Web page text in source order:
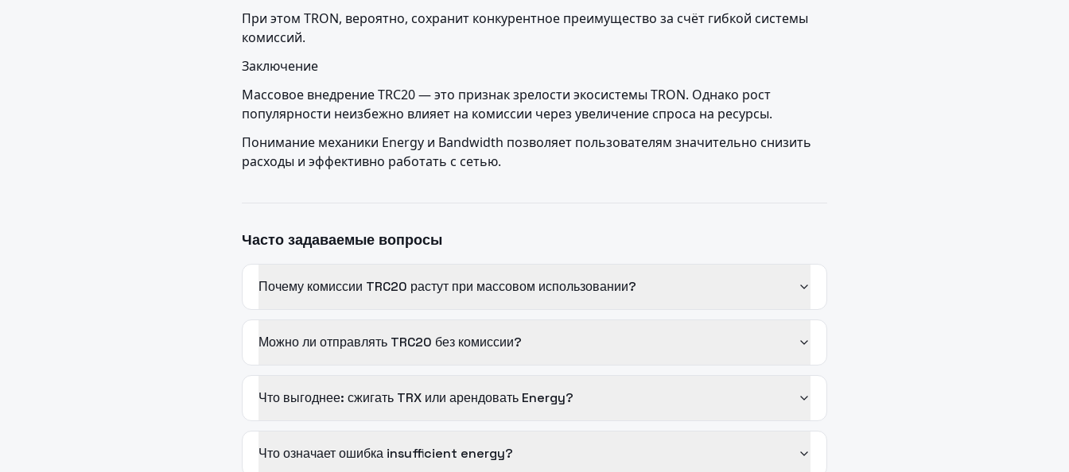
При этом TRON, вероятно, сохранит конкурентное преимущество за счёт гибкой системы
комиссий.
Заключение
Массовое внедрение TRC20 — это признак зрелости экосистемы TRON. Однако рост
популярности неизбежно влияет на комиссии через увеличение спроса на ресурсы.
Понимание механики Energy и Bandwidth позволяет пользователям значительно снизить
расходы и эффективно работать с сетью.
Часто задаваемые вопросы
Почему комиссии TRC20 растут при массовом использовании?
Можно ли отправлять TRC20 без комиссии?
Что выгоднее: сжигать TRX или арендовать Energy?
Что означает ошибка insufficient energy?